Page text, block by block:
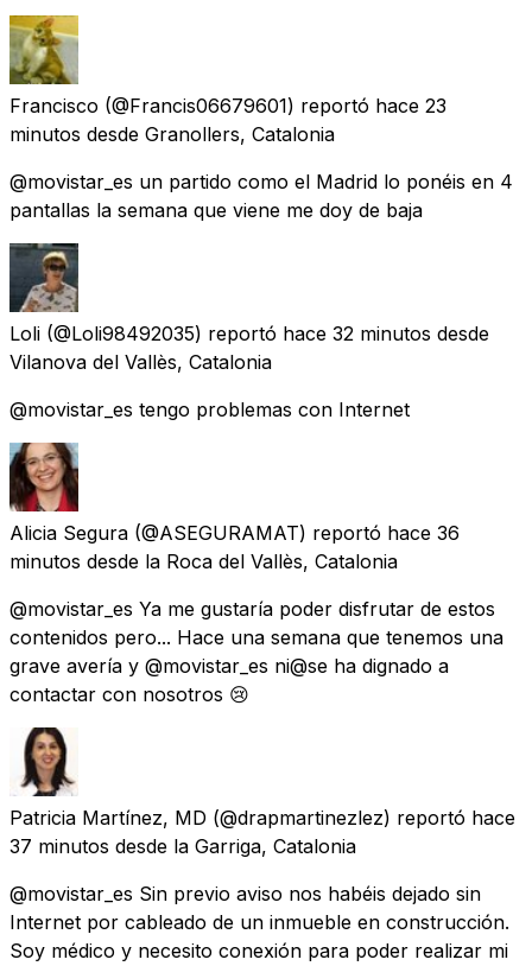
Francisco (@Francis06679601) reportó hace 23
minutos desde Granollers, Catalonia
@movistar_es un partido como el Madrid lo ponéis en 4
pantallas la semana que viene me doy de baja
Loli (@Loli98492035) reportó hace 32 minutos desde
Vilanova del Vallès, Catalonia
@movistar_es tengo problemas con Internet
Alicia Segura (@ASEGURAMAT) reportó hace 36
minutos desde la Roca del Vallès, Catalonia
@movistar_es Ya me gustaría poder disfrutar de estos
contenidos pero... Hace una semana que tenemos una
grave avería y @movistar_es ni@se ha dignado a
contactar con nosotros 😢
Patricia Martínez, MD (@drapmartinezlez) reportó hace
37 minutos desde la Garriga, Catalonia
@movistar_es Sin previo aviso nos habéis dejado sin
Internet por cableado de un inmueble en construcción.
Soy médico y necesito conexión para poder realizar mi